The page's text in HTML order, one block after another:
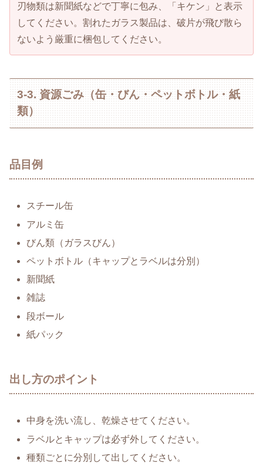
刃物類は新聞紙などで丁寧に包み、「キケン」と表示
してください。割れたガラス製品は、破片が飛び散ら
ないよう厳重に梱包してください。
3-3. 資源ごみ（缶・びん・ペットボトル・紙
類）
品目例
スチール缶
アルミ缶
びん類（ガラスびん）
ペットボトル（キャップとラベルは分別）
新聞紙
雑誌
段ボール
紙パック
出し方のポイント
中身を洗い流し、乾燥させてください。
ラベルとキャップは必ず外してください。
種類ごとに分別して出してください。